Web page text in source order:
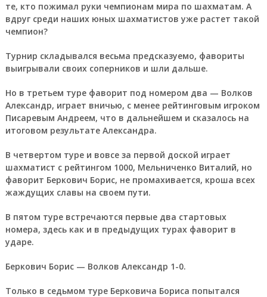
те, кто пожимал руки чемпионам мира по шахматам. А
вдруг среди наших юных шахматистов уже растет такой
чемпион?
Турнир складывался весьма предсказуемо, фавориты
выигрывали своих соперников и шли дальше.
Но в третьем туре фаворит под номером два — Волков
Александр, играет вничью, с менее рейтинговым игроком
Писаревым Андреем, что в дальнейшем и сказалось на
итоговом результате Александра.
В четвертом туре и вовсе за первой доской играет
шахматист с рейтингом 1000, Мельниченко Виталий, но
фаворит Беркович Борис, не промахивается, кроша всех
жаждущих славы на своем пути.
В пятом туре встречаются первые два стартовых
номера, здесь как и в предыдущих турах фаворит в
ударе.
Беркович Борис — Волков Александр 1-0.
Только в седьмом туре Берковича Бориса попытался